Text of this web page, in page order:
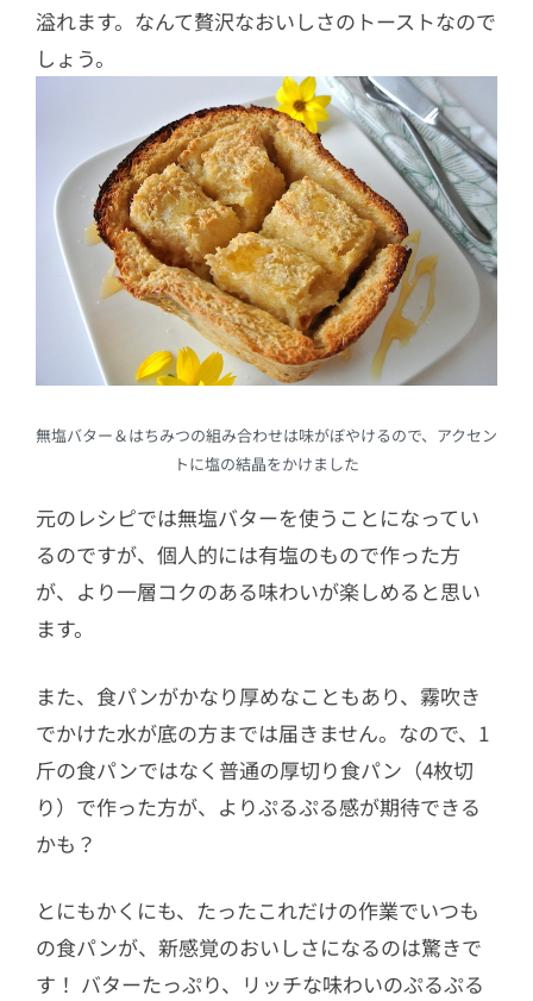
溢れます。なんて贅沢なおいしさのトーストなので
しょう。
無塩バター＆はちみつの組み合わせは味がぼやけるので、アクセン
トに塩の結晶をかけました
元のレシピでは無塩バターを使うことになってい
るのですが、個人的には有塩のもので作った方
が、より一層コクのある味わいが楽しめると思い
ます。
また、食パンがかなり厚めなこともあり、霧吹き
でかけた水が底の方までは届きません。なので、1
斤の食パンではなく普通の厚切り食パン（4枚切
り）で作った方が、よりぷるぷる感が期待できる
かも？
とにもかくにも、たったこれだけの作業でいつも
の食パンが、新感覚のおいしさになるのは驚きで
す！ バターたっぷり、リッチな味わいのぷるぷる